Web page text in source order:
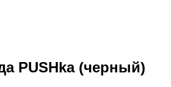
PUSHka (черный)